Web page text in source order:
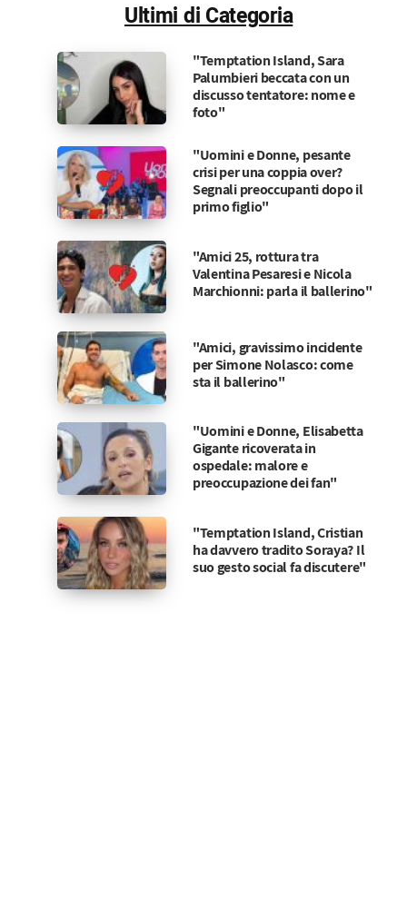
Ultimi di Categoria
"Temptation Island, Sara
Palumbieri beccata con un
discusso tentatore: nome e
foto"
"Uomini e Donne, pesante
crisi per una coppia over?
Segnali preoccupanti dopo il
primo figlio"
"Amici 25, rottura tra
Valentina Pesaresi e Nicola
Marchionni: parla il ballerino"
"Amici, gravissimo incidente
per Simone Nolasco: come
sta il ballerino"
"Uomini e Donne, Elisabetta
Gigante ricoverata in
ospedale: malore e
preoccupazione dei fan"
"Temptation Island, Cristian
ha davvero tradito Soraya? Il
suo gesto social fa discutere"